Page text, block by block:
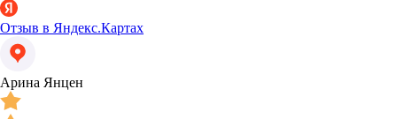
Отзыв в Яндекс.Картах
Арина Янцен